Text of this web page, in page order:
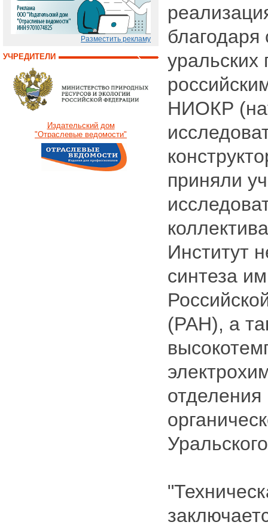
Разместить рекламу
УЧРЕДИТЕЛИ
Издательский дом
"Отраслевые ведомости"
благодаря
уральских
НИОКР
приняли
Институт
синтеза
(РАН), а